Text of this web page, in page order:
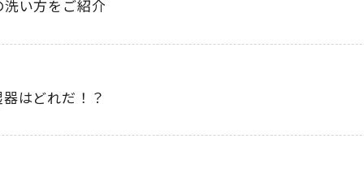
い方をご紹介
はどれだ！？